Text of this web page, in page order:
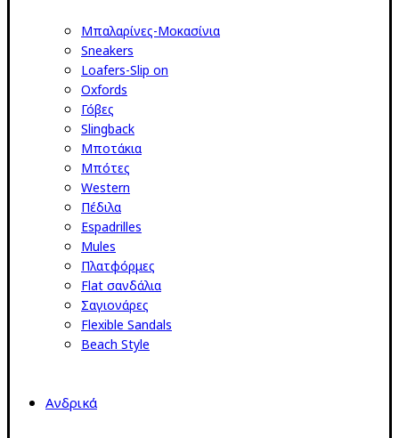
Μπαλαρίνες-Μοκασίνια
Sneakers
Loafers-Slip on
Oxfords
Γόβες
Slingback
Μποτάκια
Μπότες
Western
Πέδιλα
Espadrilles
Mules
Πλατφόρμες
Flat σανδάλια
Σαγιονάρες
Flexible Sandals
Beach Style
Ανδρικά